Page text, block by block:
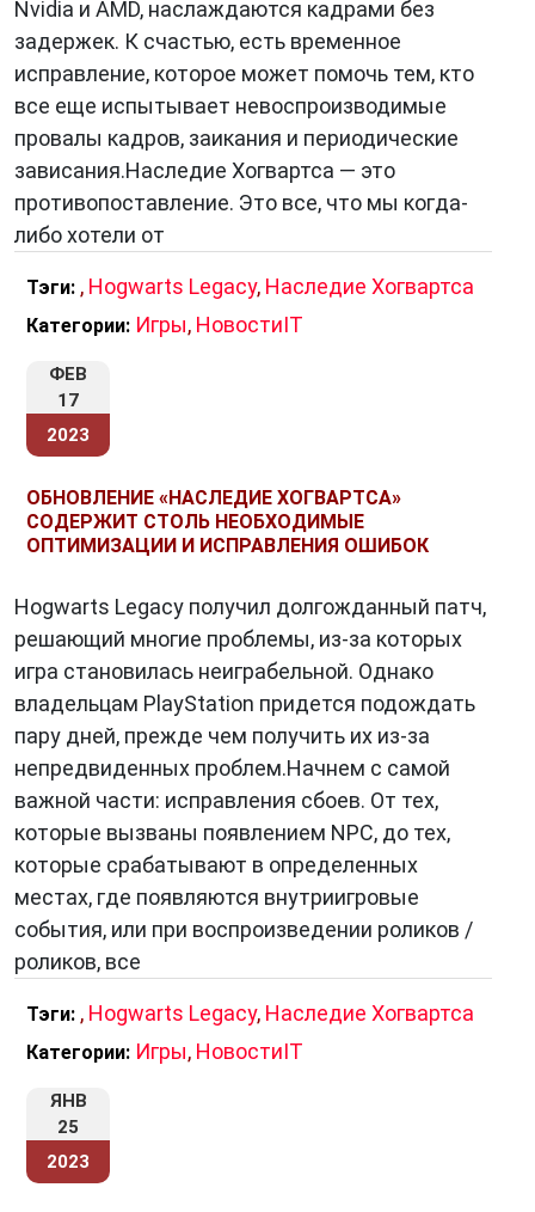
Nvidia и AMD, наслаждаются кадрами без
задержек. К счастью, есть временное
исправление, которое может помочь тем, кто
все еще испытывает невоспроизводимые
провалы кадров, заикания и периодические
зависания.Наследие Хогвартса — это
противопоставление. Это все, что мы когда-
либо хотели от
Тэги: , Hogwarts Legacy, Наследие Хогвартса
Категории: Игры, НовостиIT
ФЕВ
17
2023
ОБНОВЛЕНИЕ «НАСЛЕДИЕ ХОГВАРТСА»
СОДЕРЖИТ СТОЛЬ НЕОБХОДИМЫЕ
ОПТИМИЗАЦИИ И ИСПРАВЛЕНИЯ ОШИБОК
Hogwarts Legacy получил долгожданный патч,
решающий многие проблемы, из-за которых
игра становилась неиграбельной. Однако
владельцам PlayStation придется подождать
пару дней, прежде чем получить их из-за
непредвиденных проблем.Начнем с самой
важной части: исправления сбоев. От тех,
которые вызваны появлением NPC, до тех,
которые срабатывают в определенных
местах, где появляются внутриигровые
события, или при воспроизведении роликов /
роликов, все
Тэги: , Hogwarts Legacy, Наследие Хогвартса
Категории: Игры, НовостиIT
ЯНВ
25
2023